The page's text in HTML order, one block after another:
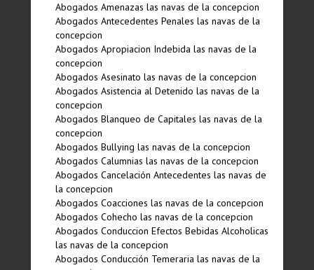
Abogados Amenazas las navas de la concepcion
Abogados Antecedentes Penales las navas de la
concepcion
Abogados Apropiacion Indebida las navas de la
concepcion
Abogados Asesinato las navas de la concepcion
Abogados Asistencia al Detenido las navas de la
concepcion
Abogados Blanqueo de Capitales las navas de la
concepcion
Abogados Bullying las navas de la concepcion
Abogados Calumnias las navas de la concepcion
Abogados Cancelación Antecedentes las navas de
la concepcion
Abogados Coacciones las navas de la concepcion
Abogados Cohecho las navas de la concepcion
Abogados Conduccion Efectos Bebidas Alcoholicas
las navas de la concepcion
Abogados Conducción Temeraria las navas de la